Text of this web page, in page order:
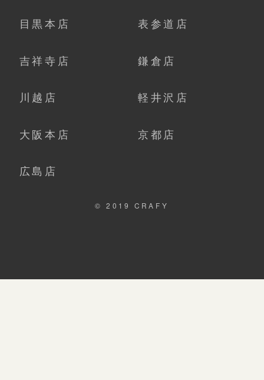
目黒本店 表参道店
吉祥寺店 鎌倉店
川越店 軽井沢店
大阪本店 京都店
広島店
© 2019 CRAFY